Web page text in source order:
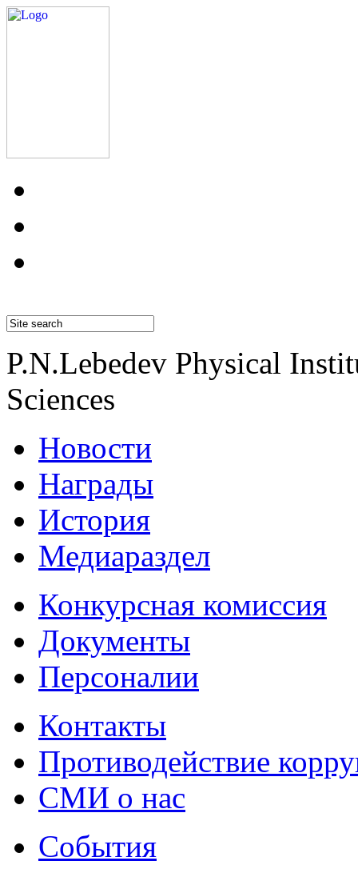
P.N.Lebedev Physical
Sciences
Новости
Награды
История
Медиараздел
Конкурсная комиссия
Документы
Персоналии
Контакты
Противодействие
СМИ о нас
События